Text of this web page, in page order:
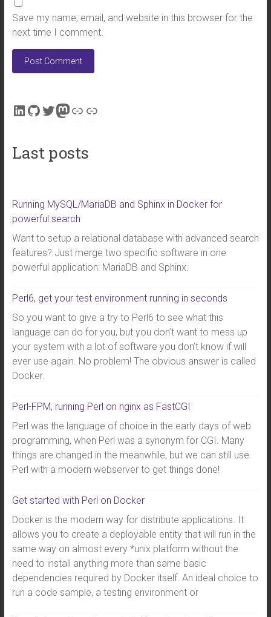
Save my name, email, and website in this browser for the
next time I comment.
LinkedIn
GitHub
Twitter
Mastodon
LinkLink
Last posts
Running MySQL/MariaDB and Sphinx in Docker for
powerful search
Want to setup a relational database with advanced search
features? Just merge two specific software in one
powerful application: MariaDB and Sphinx.
Perl6, get your test environment running in seconds
So you want to give a try to Perl6 to see what this
language can do for you, but you don’t want to mess up
your system with a lot of software you don’t know if will
ever use again. No problem! The obvious answer is called
Docker.
Perl-FPM, running Perl on nginx as FastCGI
Perl was the language of choice in the early days of web
programming, when Perl was a synonym for CGI. Many
things are changed in the meanwhile, but we can still use
Perl with a modern webserver to get things done!
Get started with Perl on Docker
Docker is the modern way for distribute applications. It
allows you to create a deployable entity that will run in the
same way on almost every *unix platform without the
need to install anything more than same basic
dependencies required by Docker itself. An ideal choice to
run a code sample, a testing environment or